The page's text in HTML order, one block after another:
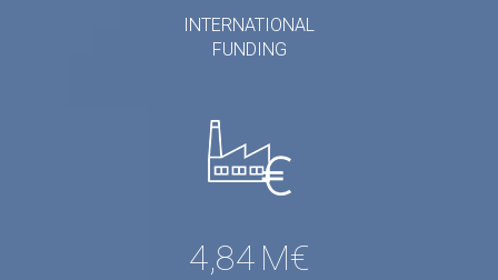
INTERNATIONAL
FUNDING
4,84 M€